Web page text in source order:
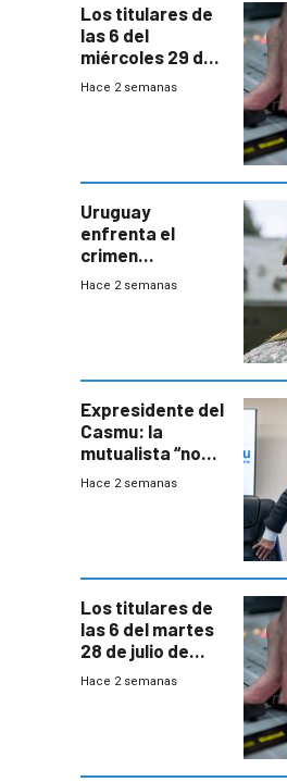
Los titulares de
las 6 del
miércoles 29 de
julio de 2026
Hace 2 semanas
Uruguay
enfrenta el
crimen
organizado con
seguridad
Hace 2 semanas
Expresidente del
Casmu: la
mutualista “no
está para pagar”
Hace 2 semanas
Los titulares de
las 6 del martes
28 de julio de
2026
Hace 2 semanas